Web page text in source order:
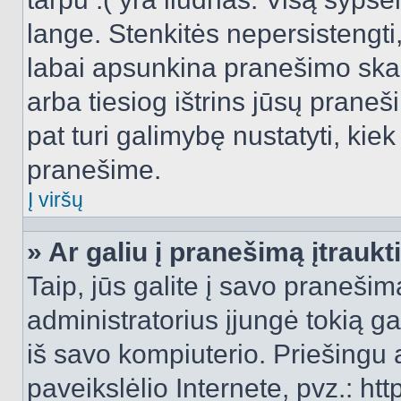
lange. Stenkitės
labai apsunkina pranešimo
arba tiesiog ištrins jūsų
pat turi galimybę nustatyti,
pranešime.
Į viršų
» Ar galiu į pranešimą
Taip, jūs galite į savo
administratorius įjungė tokią
iš savo kompiuterio.
paveikslėlio Internete, pvz.: